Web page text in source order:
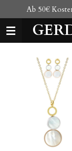
Hauptinhalt
springen
Ab 50€